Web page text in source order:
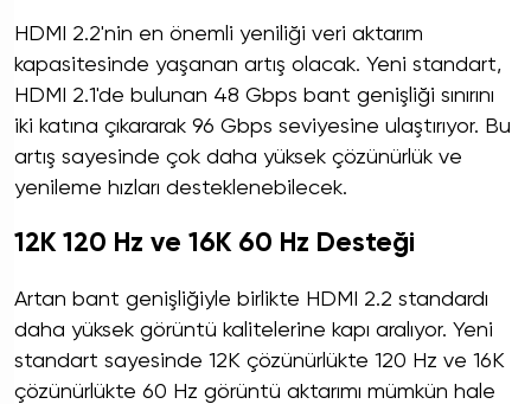
HDMI 2.2'nin en önemli yeniliği veri aktarım
kapasitesinde yaşanan artış olacak. Yeni standart,
HDMI 2.1'de bulunan 48 Gbps bant genişliği sınırını
iki katına çıkararak 96 Gbps seviyesine ulaştırıyor. Bu
artış sayesinde çok daha yüksek çözünürlük ve
yenileme hızları desteklenebilecek.
12K 120 Hz ve 16K 60 Hz Desteği
Artan bant genişliğiyle birlikte HDMI 2.2 standardı
daha yüksek görüntü kalitelerine kapı aralıyor. Yeni
standart sayesinde 12K çözünürlükte 120 Hz ve 16K
çözünürlükte 60 Hz görüntü aktarımı mümkün hale